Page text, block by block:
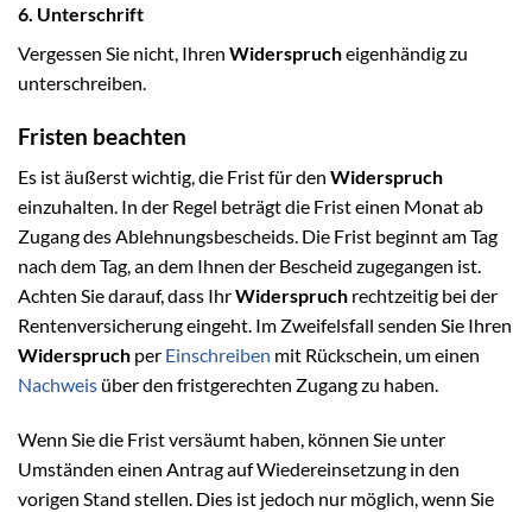
6. Unterschrift
Vergessen Sie nicht, Ihren Widersprucheigenhändig zu
unterschreiben.
Fristen beachten
Es ist äußerst wichtig, die Frist für den Widerspruch
einzuhalten. In der Regel beträgt die Frist einen Monat ab
Zugang des Ablehnungsbescheids. Die Frist beginnt am Tag
nach dem Tag, an dem Ihnen der Bescheid zugegangen ist.
Achten Sie darauf, dass IhrWiderspruch rechtzeitig bei der
Rentenversicherung eingeht. Im Zweifelsfall senden Sie Ihren
Widerspruch per Einschreiben mit Rückschein, um einen
Nachweis über den fristgerechten Zugang zu haben.
Wenn Sie die Frist versäumt haben, können Sie unter
Umständen einen Antrag auf Wiedereinsetzung in den
vorigen Stand stellen. Dies ist jedoch nur möglich, wenn Sie